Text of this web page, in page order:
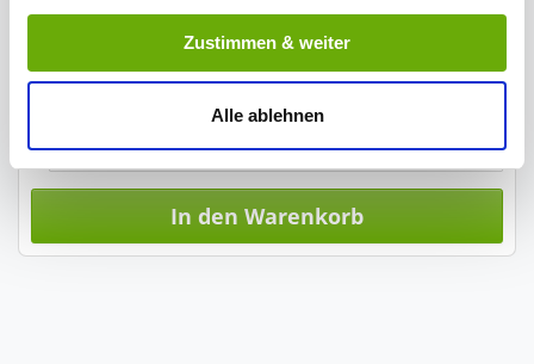
zu den genannten Zwecken ein.
Ihre Einwilligung können Sie jederzeit mit Wirkung für die
Zukunft widerrufen. Am einfachsten ist es, wenn Sie dazu
den Widerruf der Einwilligung wird die vorherige
Verarbeitung nicht berührt.
Zustimmen & weiter
Alle ablehnen
Lieferzeit: 10-16 Werktage
Versandkostenfrei (DE)
In den Warenkorb